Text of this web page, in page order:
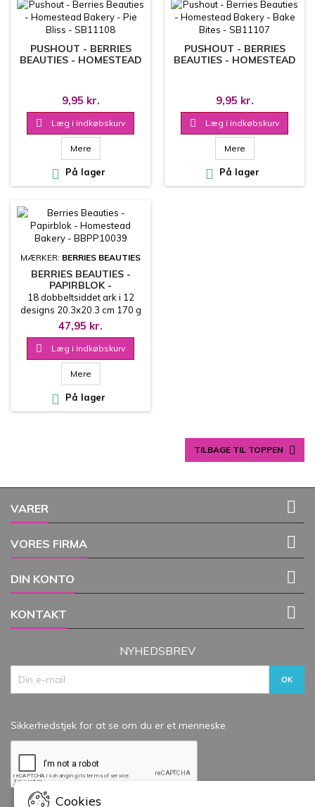
PUSHOUT - BERRIES
BEAUTIES - HOMESTEAD
9,95 kr.
 Læg i indkøbskurv
Mere
 På lager
PUSHOUT - BERRIES
BEAUTIES - HOMESTEAD
9,95 kr.
 Læg i indkøbskurv
Mere
 På lager
MÆRKER: BERRIES BEAUTIES
BERRIES BEAUTIES -
PAPIRBLOK -
HOMESTEAD BAKERY -
BBPP10039
18 dobbeltsiddet ark i 12
designs 20.3x20.3 cm 170 g
47,95 kr.
 Læg i indkøbskurv
Mere
 På lager
TILBAGE TIL TOPPEN 
VARER 
VORES FIRMA 
DIN KONTO 
KONTAKT 
Cookies
NYHEDSBREV
Sikkerhedstjek for at se om du er et menneske